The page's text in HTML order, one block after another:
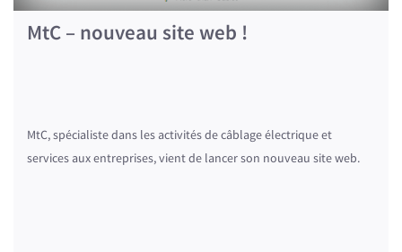
MtC – nouveau site web !
MtC, spécialiste dans les activités de câblage électrique et
services aux entreprises, vient de lancer son nouveau site web.